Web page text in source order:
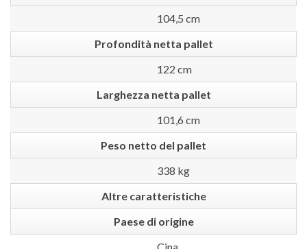
104,5 cm
Profondità netta pallet
122 cm
Larghezza netta pallet
101,6 cm
Peso netto del pallet
338 kg
Altre caratteristiche
Paese di origine